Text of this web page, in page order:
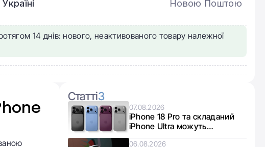
Новою Поштою
14 днів: нового, неактивованого товару належної
Статті3
07.08.2026
iPhone 18 Pro та складаний
iPhone Ultra можуть
опинитися в дефіциті через
06.08.2026